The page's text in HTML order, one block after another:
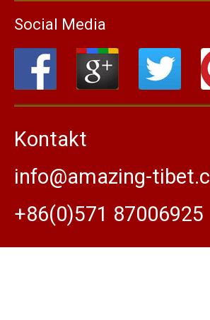
Social Media
Kontakt
info@amazing-
+86(0)571 87006925